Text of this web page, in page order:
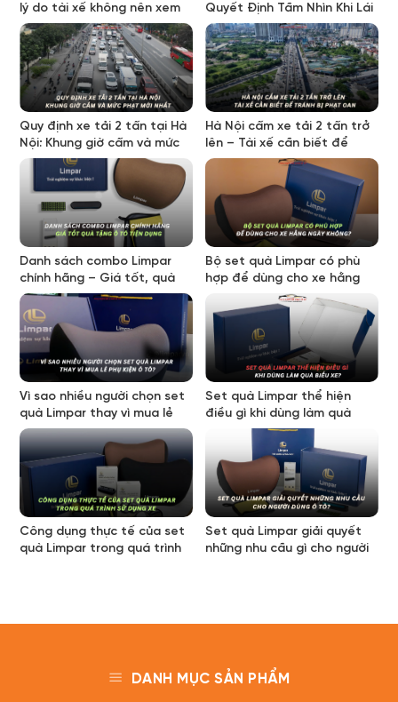
lý do tài xế không nên xem
nhẹ
Quyết Định Tầm Nhìn Khi Lái
Xe
Quy định xe tải 2 tấn tại Hà
Nội: Khung giờ cấm và mức
phạt mới nhất
Hà Nội cấm xe tải 2 tấn trở
lên – Tài xế cần biết để
tránh bị phạt oan
Danh sách combo Limpar
chính hãng – Giá tốt, quà
tặng ô tô tiện dụng
Bộ set quà Limpar có phù
hợp để dùng cho xe hằng
ngày không?
Vì sao nhiều người chọn set
quà Limpar thay vì mua lẻ
phụ kiện ô tô?
Set quà Limpar thể hiện
điều gì khi dùng làm quà
biếu xe?
Công dụng thực tế của set
quà Limpar trong quá trình
Set quà Limpar giải quyết
những nhu cầu gì cho người
DANH MỤC SẢN PHẨM